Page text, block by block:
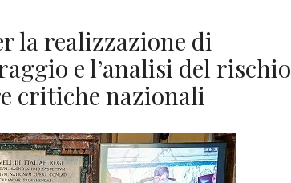
la realizzazione di
e l’analisi del rischio
critiche nazionali